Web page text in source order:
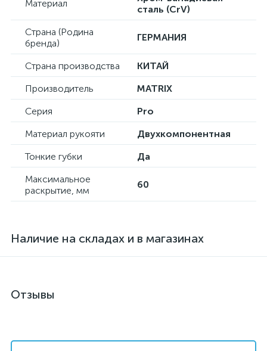
Материал
сталь (CrV)
Страна (Родина
бренда)
ГЕРМАНИЯ
Страна производства
КИТАЙ
Производитель
MATRIX
Серия
Pro
Материал рукояти
Двухкомпонентная
Тонкие губки
Да
Максимальное
раскрытие, мм
60
Наличие на складах и в магазинах
Отзывы